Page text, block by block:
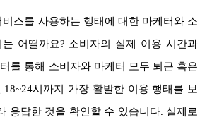
스를 사용하는 행태에 대한 마케터와 소
어떨까요? 소비자의 실제 이용 시간과
를 통해 소비자와 마케터 모두 퇴근 혹은
18~24시까지 가장 활발한 이용 행태를 보
응답한 것을 확인할 수 있습니다. 실제로